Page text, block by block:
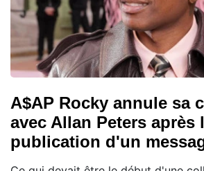
A$AP Rocky annule sa
avec Allan Peters après
publication d'un